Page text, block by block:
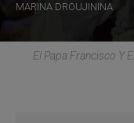
MARINA DROUJININA
El Papa Francisco Y